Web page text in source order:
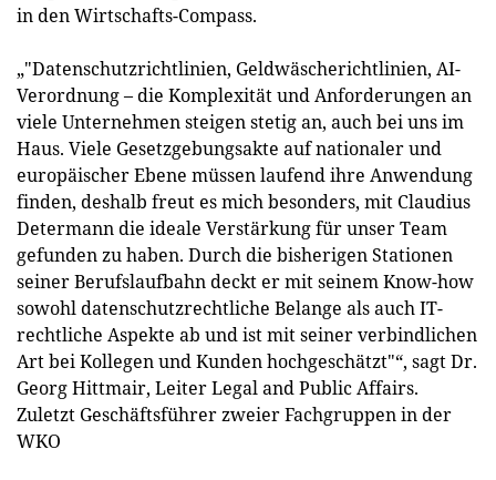
in den Wirtschafts-Compass.
„"Datenschutzrichtlinien, Geldwäscherichtlinien, AI-
Verordnung – die Komplexität und Anforderungen an
viele Unternehmen steigen stetig an, auch bei uns im
Haus. Viele Gesetzgebungsakte auf nationaler und
europäischer Ebene müssen laufend ihre Anwendung
finden, deshalb freut es mich besonders, mit Claudius
Determann die ideale Verstärkung für unser Team
gefunden zu haben. Durch die bisherigen Stationen
seiner Berufslaufbahn deckt er mit seinem Know-how
sowohl datenschutzrechtliche Belange als auch IT-
rechtliche Aspekte ab und ist mit seiner verbindlichen
Art bei Kollegen und Kunden hochgeschätzt"“, sagt Dr.
Georg Hittmair, Leiter Legal and Public Affairs.
Zuletzt Geschäftsführer zweier Fachgruppen in der
WKO